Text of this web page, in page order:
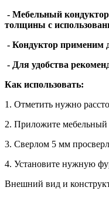
- Мебельный
толщины с
- Кондуктор применим
- Для удобства
Как использовать:
1. Отметить нужно
2. Приложите мебельный
3. Сверлом 5 мм
4. Установите нужную
Внешний вид и